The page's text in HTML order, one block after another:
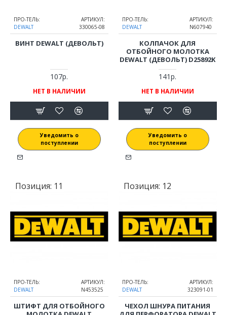
ПРО-ТЕЛЬ:
DEWALT
АРТИКУЛ:
330065-08
ВИНТ DEWALT (ДЕВОЛЬТ)
107р.
НЕТ В НАЛИЧИИ
Уведомить о
поступлении
ПРО-ТЕЛЬ:
DEWALT
АРТИКУЛ:
N607940
КОЛПАЧОК ДЛЯ
ОТБОЙНОГО МОЛОТКА
DEWALT (ДЕВОЛЬТ) D25892K
141р.
НЕТ В НАЛИЧИИ
Уведомить о
поступлении
Позиция: 11
ПРО-ТЕЛЬ:
DEWALT
АРТИКУЛ:
N453525
ШТИФТ ДЛЯ ОТБОЙНОГО
Позиция: 12
ПРО-ТЕЛЬ:
DEWALT
АРТИКУЛ:
323091-01
ЧЕХОЛ ШНУРА ПИТАНИЯ